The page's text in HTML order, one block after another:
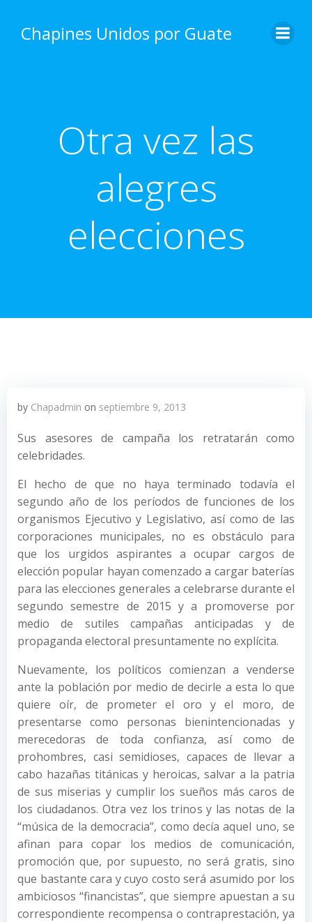
content
Chapines Unidos por Guate
Otra vez las
alegres
elecciones
by Chapadmin on septiembre 9, 2013
Sus asesores de campaña los retratarán como
celebridades.
El hecho de que no haya terminado todavía el
segundo año de los períodos de funciones de los
organismos Ejecutivo y Legislativo, así como de las
corporaciones municipales, no es obstáculo para
que los urgidos aspirantes a ocupar cargos de
elección popular hayan comenzado a cargar baterías
para las elecciones generales a celebrarse durante el
segundo semestre de 2015 y a promoverse por
medio de sutiles campañas anticipadas y de
propaganda electoral presuntamente no explícita.
Nuevamente, los políticos comienzan a venderse
ante la población por medio de decirle a esta lo que
quiere oír, de prometer el oro y el moro, de
presentarse como personas bienintencionadas y
merecedoras de toda confianza, así como de
prohombres, casi semidioses, capaces de llevar a
cabo hazañas titánicas y heroicas, salvar a la patria
de sus miserias y cumplir los sueños más caros de
los ciudadanos. Otra vez los trinos y las notas de la
“música de la democracia”, como decía aquel uno, se
afinan para copar los medios de comunicación,
promoción que, por supuesto, no será gratis, sino
que bastante cara y cuyo costo será asumido por los
ambiciosos “financistas”, que siempre apuestan a su
correspondiente recompensa o contraprestación, ya